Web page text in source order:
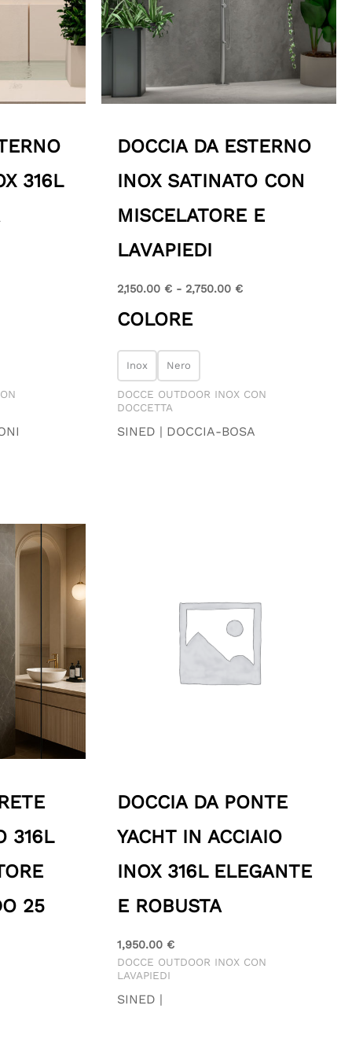
316L
DOCCIA DA ESTERNO
INOX SATINATO CON
MISCELATORE E
LAVAPIEDI
2,150.00 € - 2,750.00 €
COLORE
Inox Nero
DOCCE OUTDOOR INOX CON
DOCCETTA
SINED | DOCCIA-BOSA
316L
25
€
DOCCIA DA PONTE
YACHT IN ACCIAIO
INOX 316L ELEGANTE
E ROBUSTA
1,950.00 €
DOCCE OUTDOOR INOX CON
LAVAPIEDI
SINED |